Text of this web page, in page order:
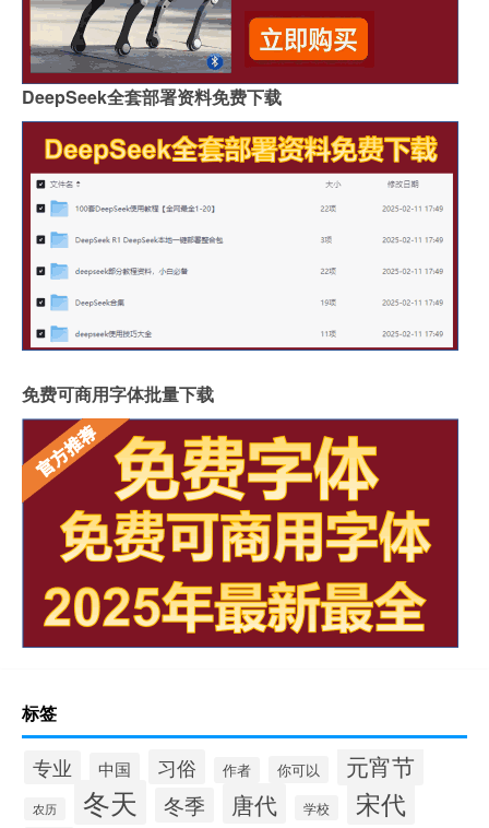
DeepSeek全套部署资料免费下载
免费可商用字体批量下载
标签
专业 中国 习俗 作者 你可以 元宵节
农历 冬天 冬季 唐代 学校 宋代